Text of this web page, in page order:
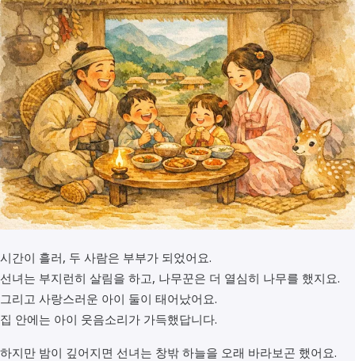
시간이 흘러, 두 사람은 부부가 되었어요.
선녀는 부지런히 살림을 하고, 나무꾼은 더 열심히 나무를 했지요.
그리고 사랑스러운 아이 둘이 태어났어요.
집 안에는 아이 웃음소리가 가득했답니다.
하지만 밤이 깊어지면 선녀는 창밖 하늘을 오래 바라보곤 했어요.